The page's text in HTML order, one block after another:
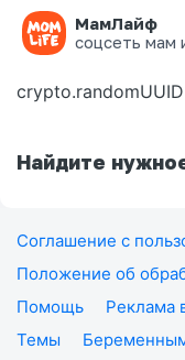
МамЛайф
соцсеть мам
Ошибка на
Найдите
Соглашение с
Положение об
Помощь
Реклама
Темы